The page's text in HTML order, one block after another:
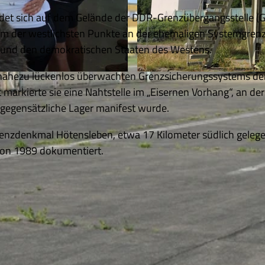
© Thomas Kempernolte, Elm-Freizeit, Allianz für die
sich auf dem Gelände der DDR-Grenzübergangsstelle
der westlichsten Punkte an der ehemaligen
den demokratischen Staaten des Westens.
lückenlos überwachten Grenzsicherungssystems
sie eine Nahtstelle im „Eisernen Vorhang“, an
Lager manifest wurde.
Hötensleben, etwa 17 Kilometer südlich
1989 dokumentiert.